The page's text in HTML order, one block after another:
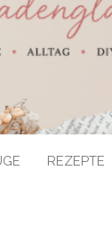
REZEPTE